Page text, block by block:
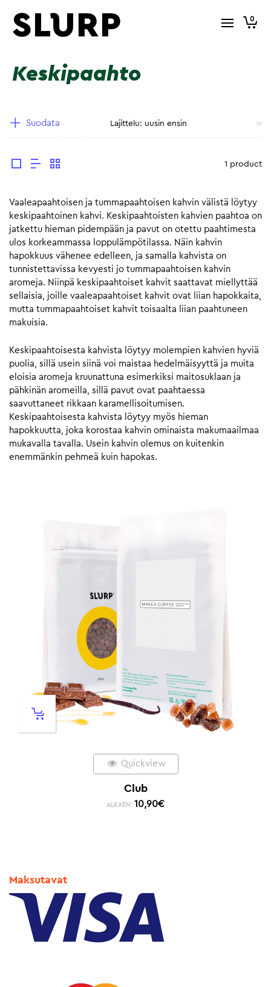
0
Keskipaahto
Suodata
1 product
Vaaleapaahtoisen ja tummapaahtoisen kahvin välistä löytyy
keskipaahtoinen kahvi. Keskipaahtoisten kahvien paahtoa on
jatkettu hieman pidempään ja pavut on otettu paahtimesta
ulos korkeammassa loppulämpötilassa. Näin kahvin
hapokkuus vähenee edelleen, ja samalla kahvista on
tunnistettavissa kevyesti jo tummapaahtoisen kahvin
aromeja. Niinpä keskipaahtoiset kahvit saattavat miellyttää
sellaisia, joille vaaleapaahtoiset kahvit ovat liian hapokkaita,
mutta tummapaahtoiset kahvit toisaalta liian paahtuneen
makuisia.
Keskipaahtoisesta kahvista löytyy molempien kahvien hyviä
puolia, sillä usein siinä voi maistaa hedelmäisyyttä ja muita
eloisia aromeja kruunattuna esimerkiksi maitosuklaan ja
pähkinän aromeilla, sillä pavut ovat paahtaessa
saavuttaneet rikkaan karamellisoitumisen.
Keskipaahtoisesta kahvista löytyy myös hieman
hapokkuutta, joka korostaa kahvin ominaista makumaailmaa
mukavalla tavalla. Usein kahvin olemus on kuitenkin
enemmänkin pehmeä kuin hapokas.
Quickview
Club
ALKAEN: 10,90€
Maksutavat